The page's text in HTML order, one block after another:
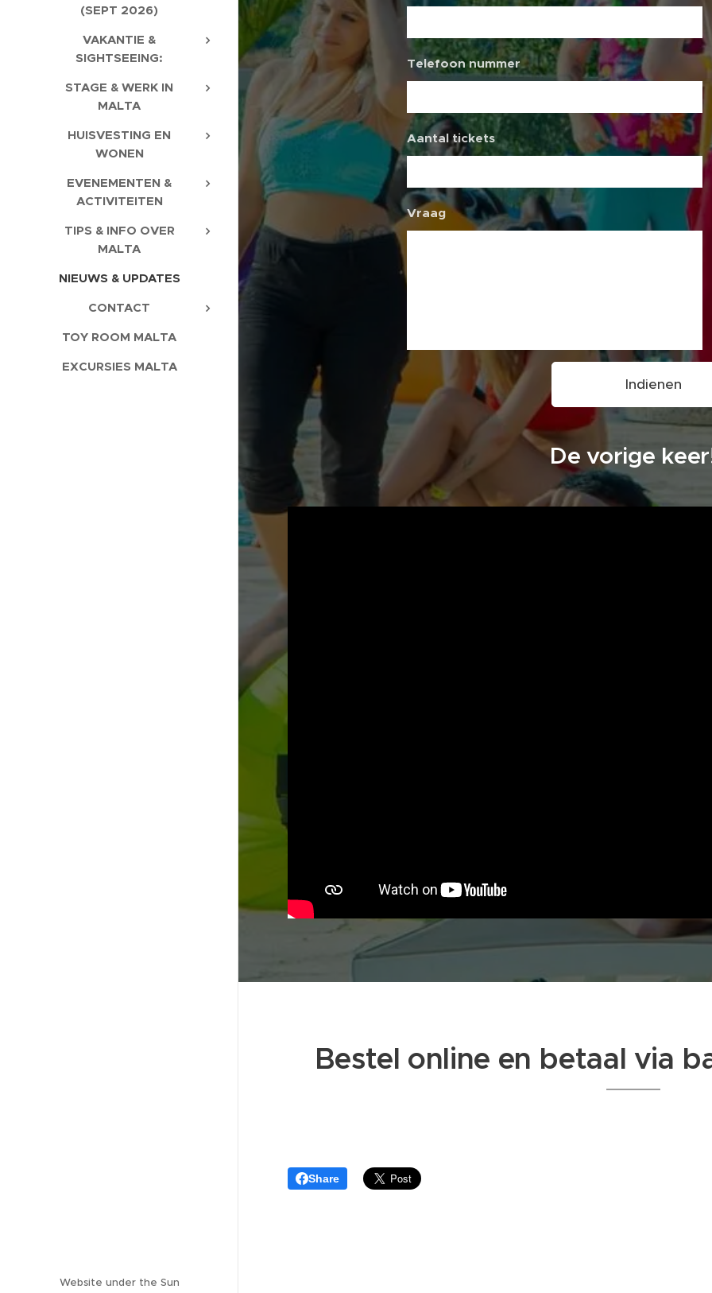
(SEPT 2026)
VAKANTIE &
SIGHTSEEING:
STAGE & WERK IN
MALTA
HUISVESTING EN
WONEN
EVENEMENTEN &
ACTIVITEITEN
TIPS & INFO OVER
MALTA
NIEUWS & UPDATES
CONTACT
TOY ROOM MALTA
EXCURSIES MALTA
Telefoon nummer
Aantal tickets
Vraag
Indienen
De vorige
Bestel online en betaal via
Share
Website under the Sun